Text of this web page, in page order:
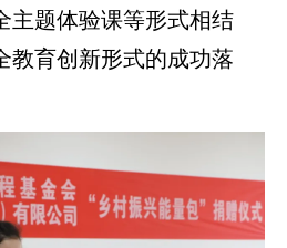
主题体验课等形式相结
教育创新形式的成功落